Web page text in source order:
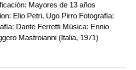
Mayores de 13 años
Elio Petri, Ugo Pirro Fotografía:
Dante Ferretti Música: Ennio
Mastroianni (Italia, 1971)